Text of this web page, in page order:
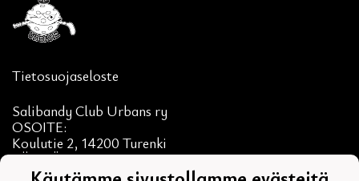
Tietosuojaseloste
Salibandy Club Urbans ry
OSOITE:
Koulutie 2, 14200 Turenki
SÄHKÖPOSTI
toimisto@scurbans.net